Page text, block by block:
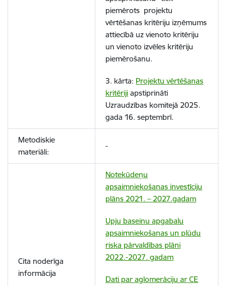
piemērots projektu
vērtēšanas kritēriju izņēmums
attiecībā uz vienoto kritēriju
un vienoto izvēles kritēriju
piemērošanu.
3. kārta: Projektu vērtēšanas
kritēriji apstiprināti
Uzraudzības komitejā 2025.
gada 16. septembrī.
Metodiskie
materiāli:
-
Cita noderīga
informācija
Notekūdeņu
apsaimniekošanas investīciju
plāns 2021. – 2027.gadam
Upju baseinu apgabalu
apsaimniekošanas un plūdu
riska pārvaldības plāni
2022.-2027. gadam
Dati par aglomerāciju ar CE